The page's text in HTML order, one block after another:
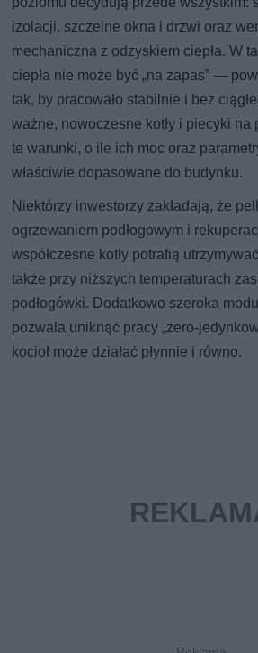
izolacji, szczelne okna i drzwi oraz
mechaniczna z odzyskiem ciepła. W
ciepła nie może być „na zapas” —
tak, by pracowało stabilnie i bez
ważne, nowoczesne kotły i piecyki na
te warunki, o ile ich moc oraz
właściwie dopasowane do budynku.
Niektórzy inwestorzy zakładają, że
ogrzewaniem podłogowym i
współczesne kotły potrafią
także przy niższych temperaturach
podłogówki. Dodatkowo szeroka
pozwala uniknąć pracy „zero-
kocioł może działać płynnie i równo.